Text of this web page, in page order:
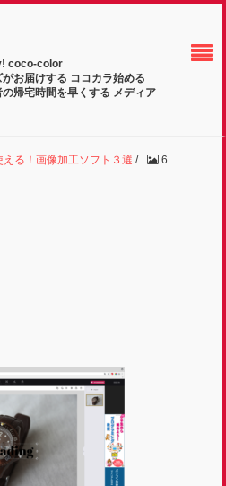
coco-color
お届けする ココカラ始める
帰宅時間を早くする メディア
る！画像加工ソフト３選 / 6